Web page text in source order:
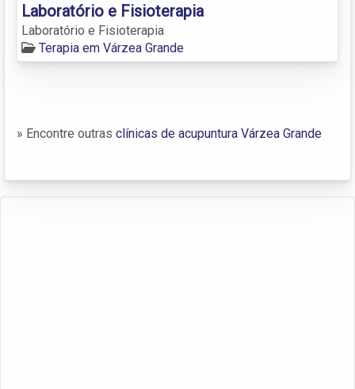
Laboratório e Fisioterapia
Laboratório e Fisioterapia
Terapia em Várzea Grande
» Encontre outras clínicas de acupuntura Várzea Grande